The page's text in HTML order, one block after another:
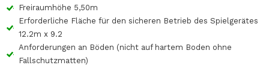
Freiraumhöhe 5,50m
Erforderliche Fläche für den sicheren Betrieb des Spielgerätes
12.2m x 9.2
Anforderungen an Böden (nicht auf hartem Boden ohne
Fallschutzmatten)